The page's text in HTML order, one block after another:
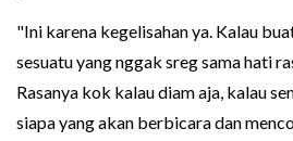
"Ini karena kegelisahan ya. Kalau
sesuatu yang nggak sreg sama hati
Rasanya kok kalau diam aja, kalau
siapa yang akan berbicara dan